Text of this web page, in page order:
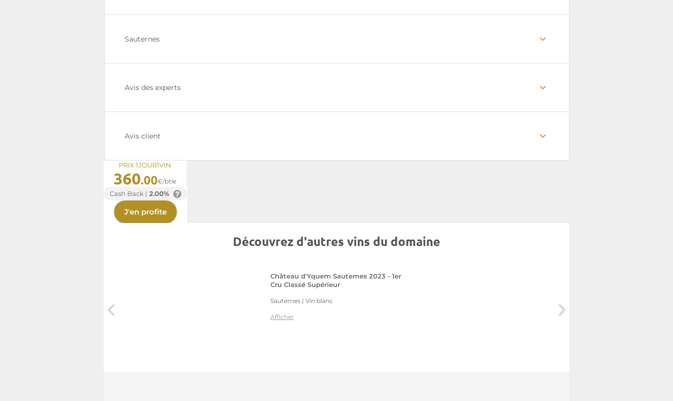
Sauternes
Avis des experts
Avis client
PRIX 1JOUR1VIN
360.00€/btle
Cash Back | 2.00%
J'en profite
Découvrez d'autres vins du domaine
Château d'Yquem Sauternes 2023 - 1er
Cru Classé Supérieur
Sauternes | Vin blanc
Afficher